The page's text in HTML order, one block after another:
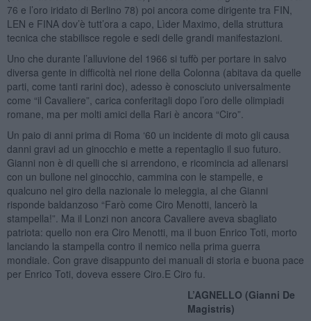
76 e l’oro iridato di Berlino 78) poi ancora come dirigente tra FIN,
LEN e FINA dov’è tutt’ora a capo, Lìder Maximo, della struttura
tecnica che stabilisce regole e sedi delle grandi manifestazioni.
Uno che durante l’alluvione del 1966 si tuffò per portare in salvo
diversa gente in difficoltà nel rione della Colonna (abitava da quelle
parti, come tanti rarini doc), adesso è conosciuto universalmente
come “il Cavaliere”, carica conferitagli dopo l’oro delle olimpiadi
romane, ma per molti amici della Rari è ancora “Ciro”.
Un paio di anni prima di Roma ‘60 un incidente di moto gli causa
danni gravi ad un ginocchio e mette a repentaglio il suo futuro.
Gianni non è di quelli che si arrendono, e ricomincia ad allenarsi
con un bullone nel ginocchio, cammina con le stampelle, e
qualcuno nel giro della nazionale lo meleggia, al che Gianni
risponde baldanzoso “Farò come Ciro Menotti, lancerò la
stampella!”. Ma il Lonzi non ancora Cavaliere aveva sbagliato
patriota: quello non era Ciro Menotti, ma il buon Enrico Toti, morto
lanciando la stampella contro il nemico nella prima guerra
mondiale. Con grave disappunto dei manuali di storia e buona pace
per Enrico Toti, doveva essere Ciro.E Ciro fu.
L’AGNELLO (Gianni De
Magistris)